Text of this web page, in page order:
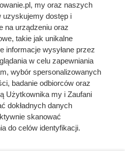
kaw
Oferta
do Dino
w promocyjnej cenie.
i ziarnistej, warunki oferty
my oraz naszych
uzyskujemy dostęp i
na urządzeniu oraz
takie jak unikalne
informacje wysyłane przez
w celu zapewniania
wybór spersonalizowanych
badanie odbiorców oraz
Użytkownika my i Zaufani
dokładnych danych
skanować
do celów identyfikacji.